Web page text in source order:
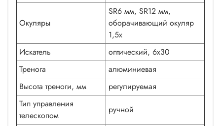
Окуляры
SR6 мм, SR12 мм,
оборачивающий окуляр
1,5x
Искатель
оптический, 6x30
Тренога
алюминиевая
Высота треноги, мм
регулируемая
Тип управления
телескопом
ручной